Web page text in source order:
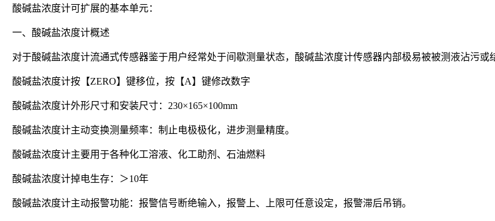
酸碱盐浓度计可扩展的基本单元：
一、酸碱盐浓度计概述
对于酸碱盐浓度计流通式传感器鉴于用户经常处于间歇测量状态，酸碱盐浓度计传感器内部极易被被测液沾污或
酸碱盐浓度计按【ZERO】键移位，按【A】键修改数字
酸碱盐浓度计外形尺寸和安装尺寸：230×165×100mm
酸碱盐浓度计主动变换测量频率：制止电极极化，进步测量精度。
酸碱盐浓度计主要用于各种化工溶液、化工助剂、石油燃料
酸碱盐浓度计掉电生存：＞10年
酸碱盐浓度计主动报警功能：报警信号断绝输入，报警上、上限可任意设定，报警滞后吊销。